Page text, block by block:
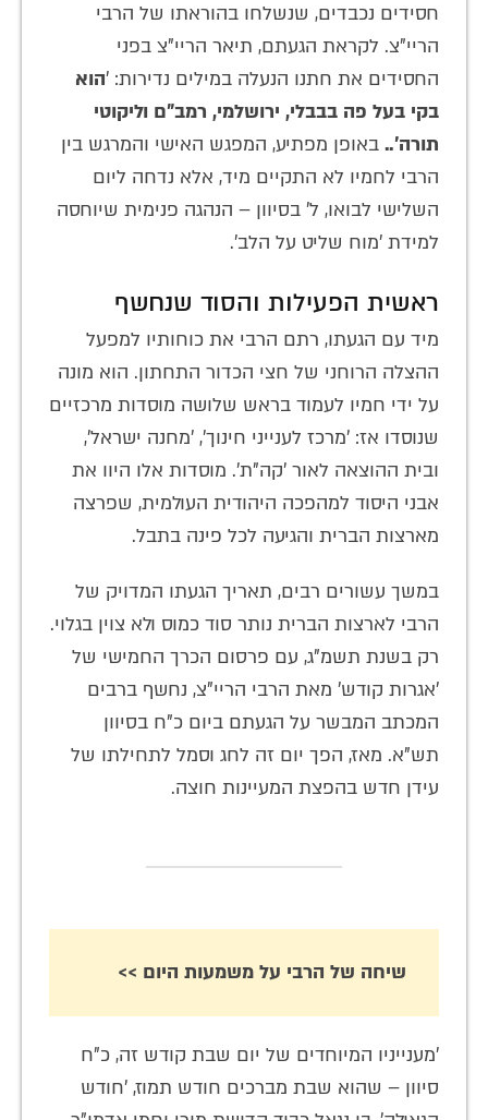
חסידים נכבדים, שנשלחו בהוראתו של הרבי
הריי"צ. לקראת הגעתם, תיאר הריי"צ בפני
החסידים את חתנו הנעלה במילים נדירות: 'הוא
בקי בעל פה בבבלי, ירושלמי, רמב"ם וליקוטי
תורה'.. באופן מפתיע, המפגש האישי והמרגש בין
הרבי לחמיו לא התקיים מיד, אלא נדחה ליום
השלישי לבואו, ל' בסיוון – הנהגה פנימית שיוחסה
למידת 'מוח שליט על הלב'.
ראשית הפעילות והסוד שנחשף
מיד עם הגעתו, רתם הרבי את כוחותיו למפעל
ההצלה הרוחני של חצי הכדור התחתון. הוא מונה
על ידי חמיו לעמוד בראש שלושה מוסדות מרכזיים
שנוסדו אז: 'מרכז לענייני חינוך', 'מחנה ישראל',
ובית ההוצאה לאור 'קה"ת'. מוסדות אלו היוו את
אבני היסוד למהפכה היהודית העולמית, שפרצה
מארצות הברית והגיעה לכל פינה בתבל.
במשך עשורים רבים, תאריך הגעתו המדויק של
הרבי לארצות הברית נותר סוד כמוס ולא צוין בגלוי.
רק בשנת תשמ"ג, עם פרסום הכרך החמישי של
'אגרות קודש' מאת הרבי הריי"צ, נחשף ברבים
המכתב המבשר על הגעתם ביום כ"ח בסיוון
תש"א. מאז, הפך יום זה לחג וסמל לתחילתו של
עידן חדש בהפצת המעיינות חוצה.
שיחה של הרבי על משמעות היום >>
'מענייניו המיוחדים של יום שבת קודש זה, כ"ח
סיוון – שהוא שבת מברכים חודש תמוז, 'חודש